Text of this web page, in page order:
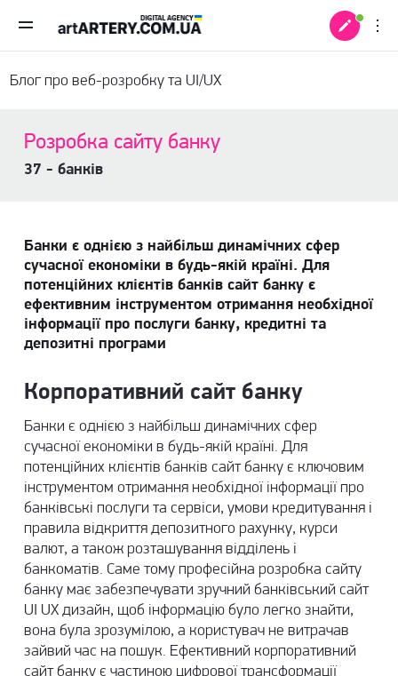
Блог про веб-розробку та UI/UX
Розробка сайту банку
37 - банків
Банки є однією з найбільш динамічних сфер
сучасної економіки в будь-якій країні. Для
потенційних клієнтів банків сайт банку є
ефективним інструментом отримання необхідної
інформації про послуги банку, кредитні та
депозитні програми
Корпоративний сайт банку
Банки є однією з найбільш динамічних сфер
сучасної економіки в будь-якій країні. Для
потенційних клієнтів банків сайт банку є ключовим
інструментом отримання необхідної інформації про
банківські послуги та сервіси, умови кредитування і
правила відкриття депозитного рахунку, курси
валют, а також розташування відділень і
банкоматів. Саме тому професійна розробка сайту
банкумає забезпечувати зручний банківський сайт
UI UX дизайн, щоб інформацію було легко знайти,
вона була зрозумілою, а користувач не витрачав
зайвий час на пошук. Ефективний корпоративний
сайт банку є частиною цифрової трансформації